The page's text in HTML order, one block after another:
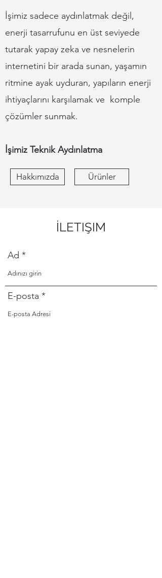
İşimiz sadece aydınlatmak değil,
enerji tasarrufunu en üst seviyede
tutarak yapay zeka ve nesnelerin
internetini bir arada sunan, yaşamın
ritmine ayak uyduran, yapıların enerji
ihtiyaçlarını karşılamak ve komple
çözümler sunmak.
İşimiz Teknik Aydınlatma
Hakkımızda Ürünler
İLETIŞIM
Ad
E-posta